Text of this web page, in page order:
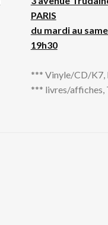
PARIS
du mardi au
19h30
*** Vinyle/CD/K7,
*** livres/affiches,